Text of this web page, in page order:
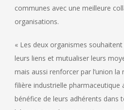
communes avec une meilleure
organisations.
« Les deux organismes
leurs liens et mutualiser leurs
mais aussi renforcer par l’union
filière industrielle pharmaceutique
bénéfice de leurs adhérents dans